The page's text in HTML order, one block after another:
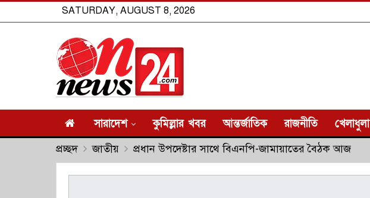
SATURDAY, AUGUST 8, 2026
সারাদেশ কুমিল্লার খবর আন্তর্জাতিক রাজনীতি খেলাধুলা
প্রচ্ছদ জাতীয় প্রধান উপদেষ্টার সাথে বিএনপি-জামায়াতের বৈঠক আজ